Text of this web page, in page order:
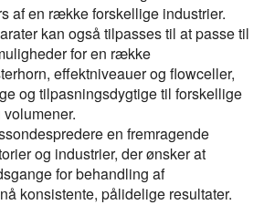
af en række forskellige industrier.
kan også tilpasses til at passe til
for en række
effektniveauer og flowceller,
og tilpasningsdygtige til forskellige
en fremragende
og industrier, der ønsker at
for behandling af
konsistente, pålidelige resultater.